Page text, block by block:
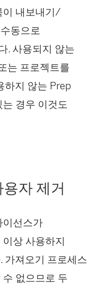
이 내보내기/
동으로
. 사용되지 않는
는 프로젝트를
하지 않는 Prep
경우 이것도
자 제거
이선스가
상 사용하지
가져오기 프로세스
없으므로 두